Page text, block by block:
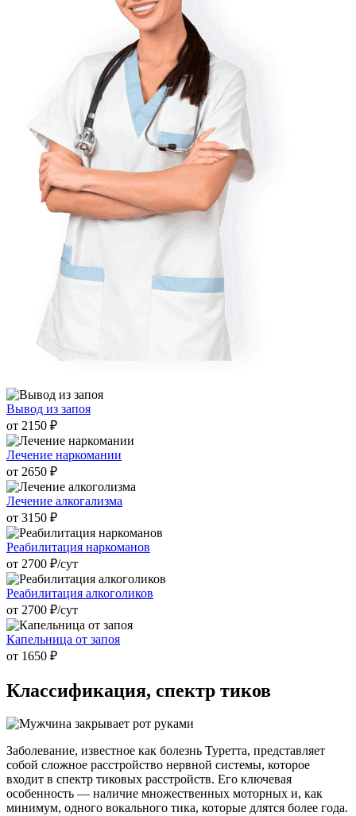
Вывод из запоя
от 2150 ₽
Лечение наркомании
от 2650 ₽
Лечение алкогализма
от 3150 ₽
Реабилитация наркоманов
от 2700 ₽/cут
Реабилитация алкоголиков
от 2700 ₽/cут
Капельница от запоя
от 1650 ₽
Классификация, спектр тиков
Заболевание, известное как болезнь Туретта, представляет
собой сложное расстройство нервной системы, которое
входит в спектр тиковых расстройств. Его ключевая
особенность — наличие множественных моторных и, как
минимум, одного вокального тика, которые длятся более года.